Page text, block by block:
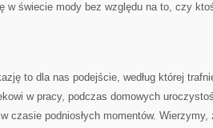
w świecie mody bez względu na to, czy
to dla nas podejście, według której
w pracy, podczas domowych
czasie podniosłych momentów.